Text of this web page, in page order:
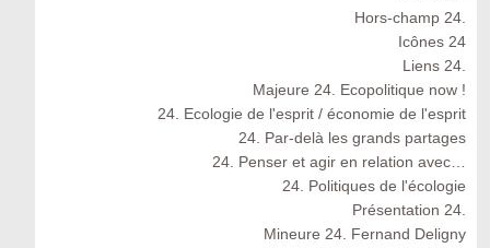
Hors-champ 24.
Icônes 24
Liens 24.
Majeure 24. Ecopolitique now !
24. Ecologie de l'esprit / économie de l'esprit
24. Par-delà les grands partages
24. Penser et agir en relation avec…
24. Politiques de l'écologie
Présentation 24.
Mineure 24. Fernand Deligny